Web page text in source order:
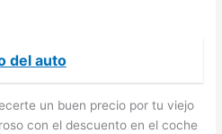
del auto
un buen precio por tu viejo
con el descuento en el coche